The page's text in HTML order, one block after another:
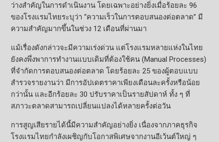
ว่างสำคัญในการดำเนินงาน โดยเฉพาะอย่างยิ่งเมื่อร้อยละ 96
ของโรงแรมไทยระบุว่า “ความเร็วในการตอบสนองต่อตลาด” มี
ความสำคัญมากขึ้นในช่วง 12 เดือนที่ผ่านมา
แม้เรื่องดังกล่าวจะมีความเร่งด่วน แต่โรงแรมหลายแห่งในไทย
ยังคงพึ่งพาการทำงานแบบเดิมที่ต้องใช้คน (Manual Processes)
ที่จำกัดการตอบสนองต่อตลาด โดยร้อยละ 25 ของผู้ตอบแบบ
สำรวจรายงานว่า มีการอัปเดตราคาเพียงเดือนละครั้งหรือน้อย
กว่านั้น และอีกร้อยละ 30 ปรับราคาเป็นรายสัปดาห์ ทั้ง ๆ ที่
สภาวะตลาดสามารถเปลี่ยนแปลงได้หลายครั้งต่อวัน
การสูญเสียรายได้นี้มีความสำคัญอย่างยิ่ง เนื่องจากภาคธุรกิจ
โรงแรมไทยกำลังเผชิญกับโอกาสพิเศษจากงานอีเว้นต์ใหญ่ ๆ